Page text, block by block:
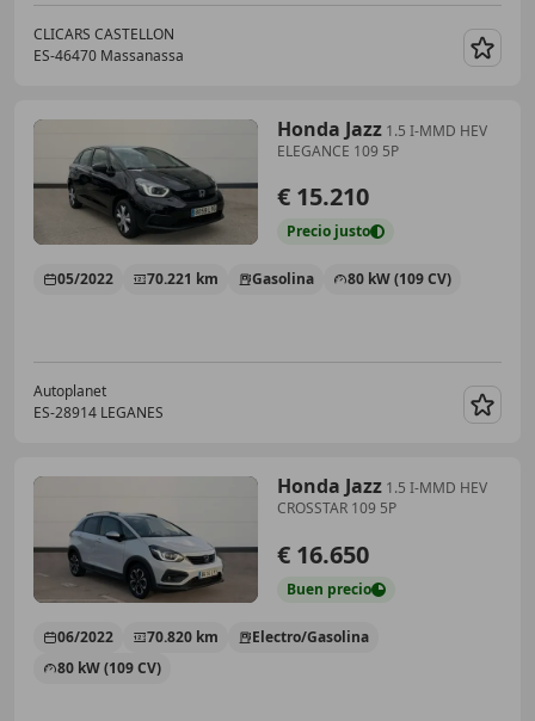
CLICARS CASTELLON
ES-46470 Massanassa
Honda Jazz 1.5 I-MMD HEV
ELEGANCE 109 5P
€ 15.210
Precio justo
05/2022 70.221 km Gasolina 80 kW (109 CV)
Autoplanet
ES-28914 LEGANES
Honda Jazz 1.5 I-MMD HEV
CROSSTAR 109 5P
€ 16.650
Buen precio
06/2022 70.820 km
Electro/Gasolina
80 kW (109 CV)